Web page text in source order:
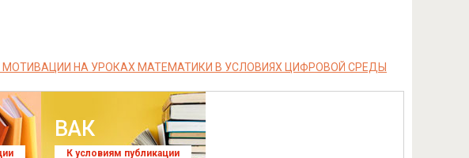
НА УРОКАХ МАТЕМАТИКИ В УСЛОВИЯХ ЦИФРОВОЙ СРЕДЫ
ВАК
К условиям публикации